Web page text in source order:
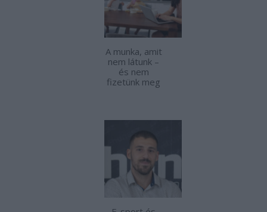
A munka, amit
nem látunk –
és nem
fizetünk meg